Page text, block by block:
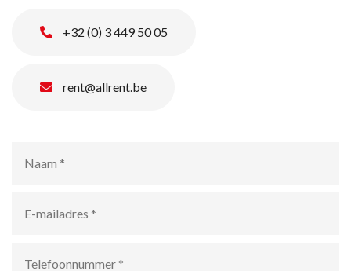
+32 (0) 3 449 50 05
rent@allrent.be
mailadres *